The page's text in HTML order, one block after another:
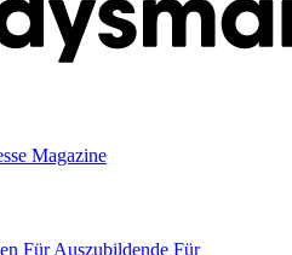
Magazine
Für Auszubildende Für